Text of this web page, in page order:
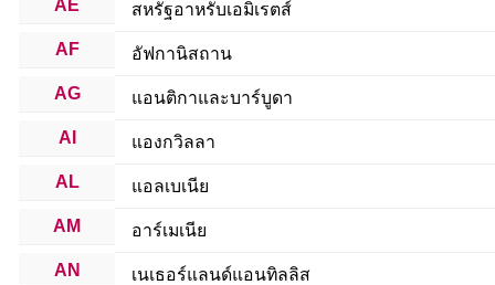
AE สหรัฐอาหรับเอมิเรตส์
AF อัฟกานิสถาน
AG แอนติกาและบาร์บูดา
AI แองกวิลลา
AL แอลเบเนีย
AM อาร์เมเนีย
AN เนเธอร์แลนด์แอนทิลลิส